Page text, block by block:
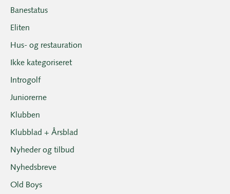
Banestatus
Eliten
Hus- og restauration
Ikke kategoriseret
Introgolf
Juniorerne
Klubben
Klubblad + Årsblad
Nyheder og tilbud
Nyhedsbreve
Old Boys